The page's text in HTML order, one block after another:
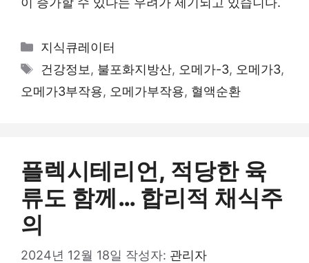
카
테
리
지식큐레이터
태
그
건강정보 , 불포화지방산, 오메가-3, 오메가3,
오메가3부작용, 오메가부작용, 혈액순환
플렉시테리언, 적당한 육
류도 함께… 합리적 채식주
의
2024년 12월 18일 작성자: 관리자